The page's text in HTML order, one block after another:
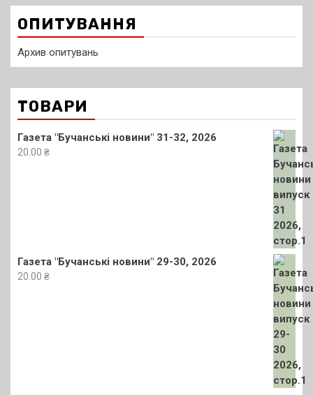
ОПИТУВАННЯ
Архив опитувань
ТОВАРИ
Газета "Бучанські новини" 31-32, 2026
20.00 ₴
Газета "Бучанські новини" 29-30, 2026
20.00 ₴